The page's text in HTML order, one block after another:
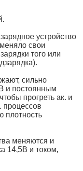
устройство
свои
того или
сильно
и постоянным
прогреть ак. и
процессов
плотность
меняются и
14,5В и током,